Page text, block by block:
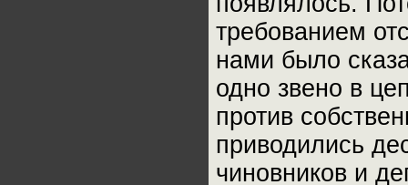
требованием
нами было
одно звено в
против
приводились
чиновников и